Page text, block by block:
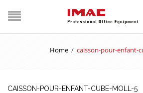
Home / caisson-pour-enfant-
CAISSON-POUR-ENFANT-CUBE-MOLL-5